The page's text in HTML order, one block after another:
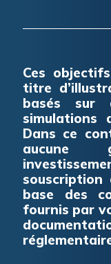
Ces
titre
basés sur
simulations
Dans ce
aucune
base des
fournis par